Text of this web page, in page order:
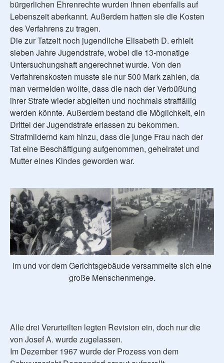
bürgerlichen Ehrenrechte wurden ihnen ebenfalls auf
Lebenszeit aberkannt. Außerdem hatten sie die Kosten
des Verfahrens zu tragen.
Die zur Tatzeit noch jugendliche Elisabeth D. erhielt
sieben Jahre Jugendstrafe, wobei die 13-monatige
Untersuchungshaft angerechnet wurde. Von den
Verfahrenskosten musste sie nur 500 Mark zahlen, da
man vermeiden wollte, dass die nach der Verbüßung
ihrer Strafe wieder abgleiten und nochmals straffällig
werden könnte. Außerdem bestand die Möglichkeit, ein
Drittel der Jugendstrafe erlassen zu bekommen.
Strafmildernd kam hinzu, dass die junge Frau nach der
Tat eine Beschäftigung aufgenommen, geheiratet und
Mutter eines Kindes geworden war.
Im und vor dem Gerichtsgebäude versammelte sich eine
große Menschenmenge.
Alle drei Verurteilten legten Revision ein, doch nur die
von Josef A. wurde zugelassen.
Im Dezember 1967 wurde der Prozess von dem